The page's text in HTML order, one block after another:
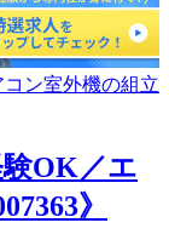
OK／エ
》